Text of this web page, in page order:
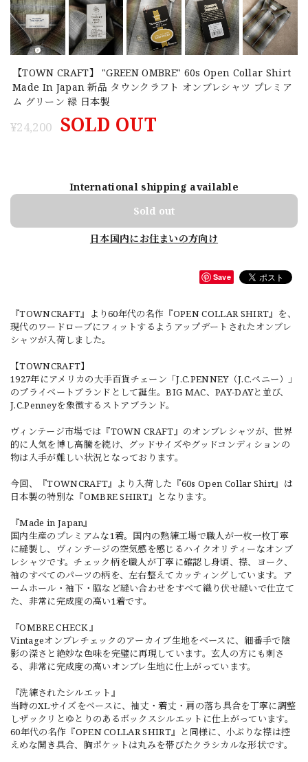
【TOWN CRAFT】 "GREEN OMBRE" 60s Open Collar Shirt
Made In Japan 新品 タウンクラフト オンブレシャツ プレミア
ム グリーン 緑 日本製
¥24,200 SOLD OUT
International shipping available
Sold out
日本国内にお住まいの方向け
Save
『TOWNCRAFT』より60年代の名作『OPEN COLLAR SHIRT』を、
現代のワードローブにフィットするようアップデートされたオンブレ
シャツが入荷しました。
【TOWNCRAFT】
1927年にアメリカの大手百貨チェーン「J.C.PENNEY（J.C.ペニー）」
のプライベートブランドとして誕生。BIG MAC、PAY-DAYと並び、
J.C.Penneyを象徴するストアブランド。
ヴィンテージ市場では『TOWN CRAFT』のオンブレシャツが、世界
的に人気を博し高騰を続け、グッドサイズやグッドコンディションの
物は入手が難しい状況となっております。
今回、『TOWNCRAFT』より入荷した『60s Open Collar Shirt』は
日本製の特別な『OMBRE SHIRT』となります。
『Made in Japan』
国内生産のプレミアムな1着。国内の熟練工場で職人が一枚一枚丁寧
に縫製し、ヴィンテージの空気感を感じるハイクオリティーなオンブ
レシャツです。チェック柄を職人が丁寧に確認し身頃、襟、ヨーク、
袖のすべてのパーツの柄を、左右整えてカッティングしています。ア
ームホール・袖下・脇など縫い合わせをすべて織り伏せ縫いで仕立て
た、非常に完成度の高い1着です。
『OMBRE CHECK 』
Vintageオンブレチェックのアーカイブ生地をベースに、細番手で陰
影の深さと絶妙な色味を完璧に再現しています。玄人の方にも刺さ
る、非常に完成度の高いオンブレ生地に仕上がっています。
『洗練されたシルエット』
当時のXLサイズをベースに、袖丈・着丈・肩の落ち具合を丁寧に調整
しザックリとゆとりのあるボックスシルエットに仕上がっています。
60年代の名作『OPEN COLLAR SHIRT』と同様に、小ぶりな襟は控
えめな開き具合、胸ポケットは丸みを帯びたクラシカルな形状です。